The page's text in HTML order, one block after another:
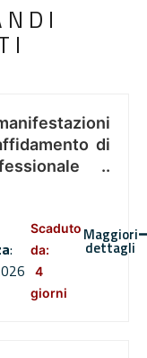
di
..
:
Scaduto
da:
4
giorni
Maggiori
dettagli